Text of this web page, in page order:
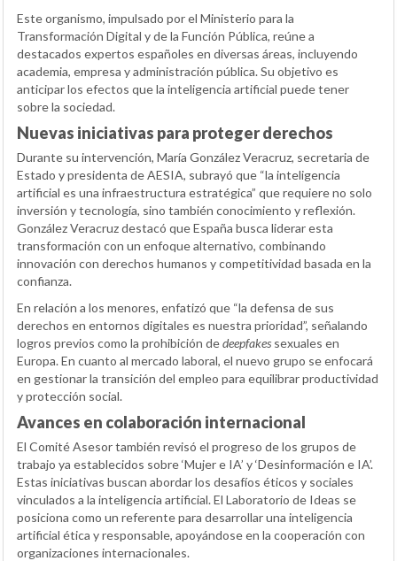
Este organismo, impulsado por el Ministerio para la
Transformación Digital y de la Función Pública, reúne a
destacados expertos españoles en diversas áreas, incluyendo
academia, empresa y administración pública. Su objetivo es
anticipar los efectos que la inteligencia artificial puede tener
sobre la sociedad.
Nuevas iniciativas para proteger derechos
Durante su intervención, María González Veracruz, secretaria de
Estado y presidenta de AESIA, subrayó que “la inteligencia
artificial es una infraestructura estratégica” que requiere no solo
inversión y tecnología, sino también conocimiento y reflexión.
González Veracruz destacó que España busca liderar esta
transformación con un enfoque alternativo, combinando
innovación con derechos humanos y competitividad basada en la
confianza.
En relación a los menores, enfatizó que “la defensa de sus
derechos en entornos digitales es nuestra prioridad”, señalando
logros previos como la prohibición dedeepfakes sexuales en
Europa. En cuanto al mercado laboral, el nuevo grupo se enfocará
en gestionar la transición del empleo para equilibrar productividad
y protección social.
Avances en colaboración internacional
El Comité Asesor también revisó el progreso de los grupos de
trabajo ya establecidos sobre ‘Mujer e IA’ y ‘Desinformación e IA’.
Estas iniciativas buscan abordar los desafíos éticos y sociales
vinculados a la inteligencia artificial. El Laboratorio de Ideas se
posiciona como un referente para desarrollar una inteligencia
artificial ética y responsable, apoyándose en la cooperación con
organizaciones internacionales.